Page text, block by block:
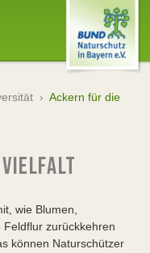
› Ackern für die
wie Blumen,
zurückkehren
können Naturschützer